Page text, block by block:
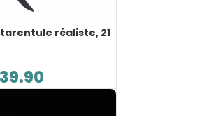
réaliste, 21
39.90